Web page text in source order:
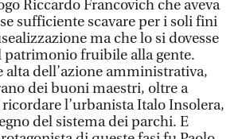
Riccardo Francovich che aveva
sufficiente scavare per i soli fini
ma che lo si dovesse
patrimonio fruibile alla gente.
alta dell’azione amministrativa,
dei buoni maestri, oltre a
l’urbanista Italo Insolera,
del sistema dei parchi. E